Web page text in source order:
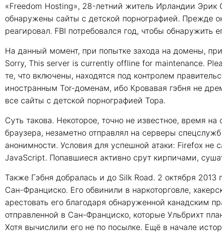
«Freedom Hosting», 28-летний житель Ирландии Эрик
обнаружены сайты с детской порнографией. Прежде
реагировал. FBI потребовался год, чтобы обнаружить
На данный момент, при попытке захода на домены,
Sorry, This server is currently offline for maintenance.
те, что включены, находятся под контролем
иностранным Tor-доменам, ибо Кровавая гэбня не
все сайты с детской порнографией Тора.
Суть такова. Некоторое, точно не известное, время
браузера, незаметно отправлял на серверы
анонимности. Условия для успешной атаки: Firefox
JavaScript. Попавшиеся активно срут кирпичами,
Также Гэбня добралась и до Silk Road. 2 октября
Сан-Франциско. Его обвинили в наркоторговле,
арестовать его благодаря обнаруженной канадским
отправленной в Сан-Франциско, которые Ульбрихт
Хотя вычислили его не по посылке. Ещё в начале